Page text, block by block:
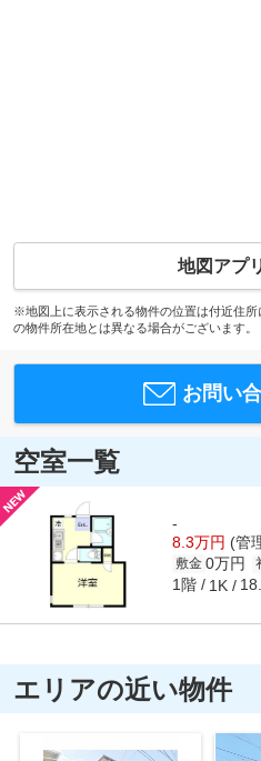
地図アプ
※地図上に表示される物件の位置は付近住
の物件所在地とは異なる場合がございます。
お問い
空室一覧
-
8.3万円 (管
敷金 0万円
1階 1K
エリアの近い物件